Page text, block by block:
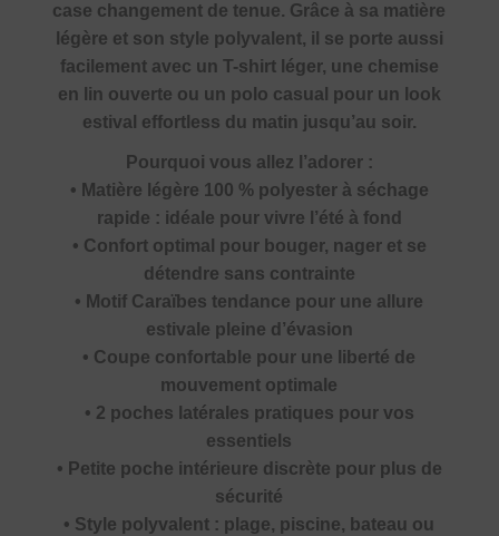
case changement de tenue. Grâce à sa matière
légère et son style polyvalent, il se porte aussi
facilement avec un T-shirt léger, une chemise
en lin ouverte ou un polo casual pour un look
estival effortless du matin jusqu’au soir.
Pourquoi vous allez l’adorer :
• Matière légère 100 % polyester à séchage
rapide : idéale pour vivre l’été à fond
• Confort optimal pour bouger, nager et se
détendre sans contrainte
• Motif Caraïbes tendance pour une allure
estivale pleine d’évasion
• Coupe confortable pour une liberté de
mouvement optimale
• 2 poches latérales pratiques pour vos
essentiels
• Petite poche intérieure discrète pour plus de
sécurité
• Style polyvalent : plage, piscine, bateau ou